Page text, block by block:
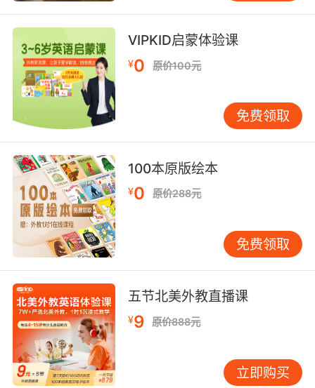
在线少儿英语培训机构如何选第三点就是看老师
的教学情况 培训机构的老师一定要具备专业的英
语知识水平，再就是需要具备丰富的教学经验，
在教学上要有特色和自己的经验心得，这样孩子
们才能接受到专业、系统的英语知识，在这样的
老师的带领下孩子们的英语学习也能更进一步。
在线少儿英语培训机构如何选最后一点就是看培
训机构的官网，一般来说在线的英语学习都是通
过网络完成的，那么培训机构的官网设计一定要
是合理的，这样无论是上课还是约课都是比较方
便的，对于孩子的英语学习来说才是有利的。
VIPKID启蒙体验课
¥0 原价100元
免费领取
100本原版绘本
¥0 原价288元
免费领取
五节北美外教直播课
¥9 原价888元
立即购买